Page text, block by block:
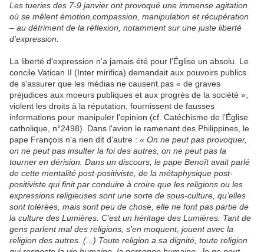
Les tueries des 7-9 janvier ont provoqué une immense agitation
où se mêlent émotion,compassion, manipulation et récupération
– au détriment de la réflexion, notamment sur une juste liberté
d'expression.
La liberté d'expression n'a jamais été pour l’Église un absolu. Le
concile Vatican II (Inter mirifica) demandait aux pouvoirs publics
de s'assurer que les médias ne causent pas « de graves
préjudices aux moeurs publiques et aux progrès de la société »,
violent les droits à la réputation, fournissent de fausses
informations pour manipuler l'opinion (cf. Catéchisme de l’Église
catholique, n°2498). Dans l'avion le ramenant des Philippines, le
pape François n'a rien dit d'autre : « On ne peut pas provoquer,
on ne peut pas insulter la foi des autres, on ne peut pas la
tourner en dérision. Dans un discours, le pape Benoît avait parlé
de cette mentalité post-positiviste, de la métaphysique post-
positiviste qui finit par conduire à croire que les religions ou les
expressions religieuses sont une sorte de sous-culture, qu’elles
sont tolérées, mais sont peu de chose, elle ne font pas partie de
la culture des Lumières. C’est un héritage des Lumières. Tant de
gens parlent mal des religions, s’en moquent, jouent avec la
religion des autres. (...) Toute religion a sa dignité, toute religion